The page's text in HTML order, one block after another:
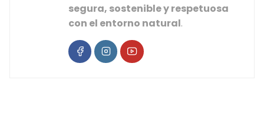
segura, sostenible y respetuosa
con el entorno natural.